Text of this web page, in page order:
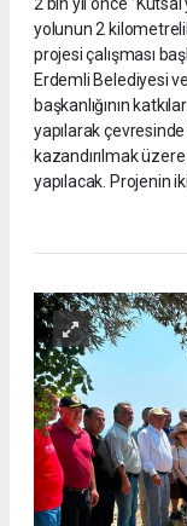
yolunun 2
projesi çalışması
Erdemli Belediyesi
başkanlığının
yapılarak
kazandırılmak
yapılacak. Projenin